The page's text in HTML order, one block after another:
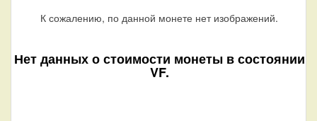
К сожалению, по данной монете нет изображений.
Нет данных о стоимости монеты в состоянии
VF.